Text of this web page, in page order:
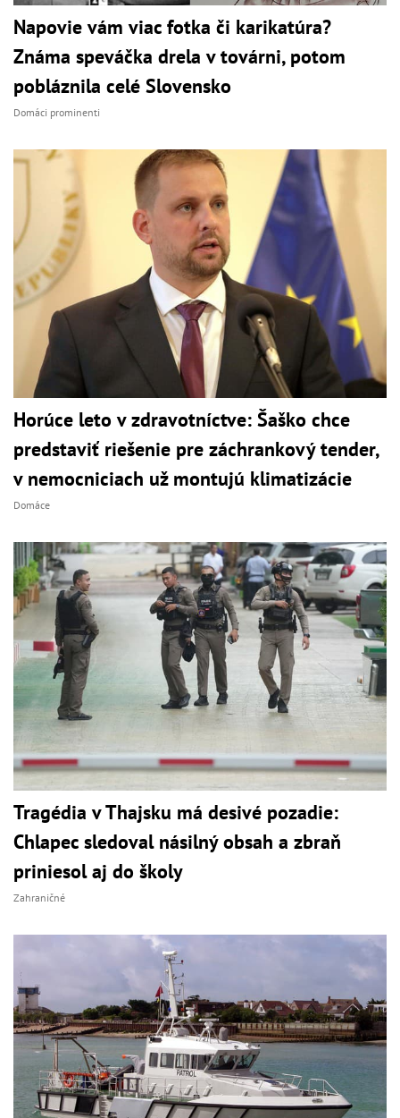
Napovie vám viac fotka či karikatúra?
Známa speváčka drela v továrni, potom
pobláznila celé Slovensko
Domáci prominenti
Horúce leto v zdravotníctve: Šaško chce
predstaviť riešenie pre záchrankový tender,
v nemocniciach už montujú klimatizácie
Domáce
Tragédia v Thajsku má desivé pozadie:
Chlapec sledoval násilný obsah a zbraň
priniesol aj do školy
Zahraničné